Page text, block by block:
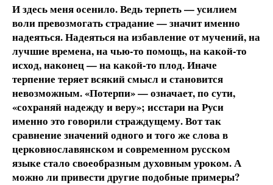
И здесь меня осенило. Ведь терпеть — усилием
воли превозмогать страдание — значит именно
надеяться. Надеяться на избавление от мучений, на
лучшие времена, на чью-то помощь, на какой-то
исход, наконец — на какой-то плод. Иначе
терпение теряет всякий смысл и становится
невозможным. «Потерпи» — означает, по сути,
«сохраняй надежду и веру»; исстари на Руси
именно это говорили страждущему. Вот так
сравнение значений одного и того же слова в
церковнославянском и современном русском
языке стало своеобразным духовным уроком. А
можно ли привести другие подобные примеры?